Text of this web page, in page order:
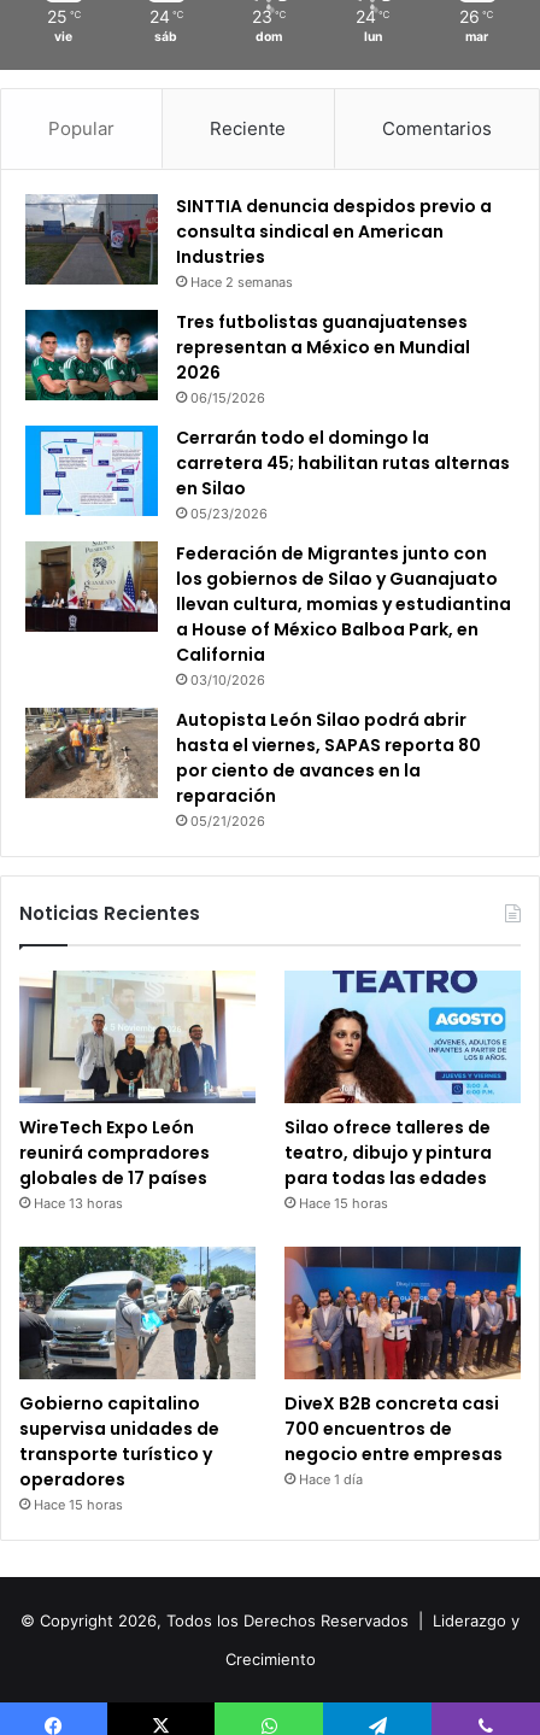
25 ℃
vie
24 ℃
sáb
23 ℃
dom
24 ℃
lun
26 ℃
mar
Popular Reciente Comentarios
SINTTIA denuncia despidos previo a
consulta sindical en American
Industries
Hace 2 semanas
Tres futbolistas guanajuatenses
representan a México en Mundial
2026
06/15/2026
Cerrarán todo el domingo la
carretera 45; habilitan rutas alternas
en Silao
05/23/2026
Federación de Migrantes junto con
los gobiernos de Silao y Guanajuato
llevan cultura, momias y estudiantina
a House of México Balboa Park, en
California
03/10/2026
Autopista León Silao podrá abrir
hasta el viernes, SAPAS reporta 80
por ciento de avances en la
reparación
05/21/2026
Noticias Recientes
WireTech Expo León
reunirá compradores
globales de 17 países
Hace 13 horas
Silao ofrece talleres de
teatro, dibujo y pintura
para todas las edades
Hace 15 horas
Gobierno capitalino
supervisa unidades de
transporte turístico y
operadores
Hace 15 horas
DiveX B2B concreta casi
700 encuentros de
negocio entre empresas
Hace 1 día
© Copyright 2026, Todos los Derechos Reservados | Liderazgo y
Crecimiento